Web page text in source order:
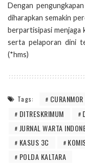
Dengan
diharapkan semakin
berpartisipasi menjaga
serta pelaporan dini
(*hms)
Tags: CURANMOR
DITRESKRIMUM
JURNAL WARTA
KASUS 3C
POLDA KALTARA